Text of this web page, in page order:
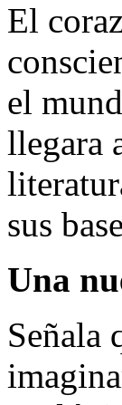
El
el
llegara
sus
Una
Señala